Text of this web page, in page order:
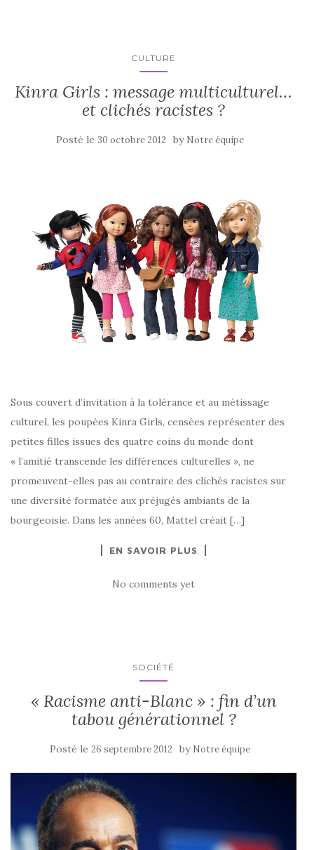
CULTURE
Kinra Girls : message multiculturel…
et clichés racistes ?
Posté le 30 octobre 2012 by Notre équipe
Sous couvert d’invitation à la tolérance et au métissage
culturel, les poupées Kinra Girls, censées représenter des
petites filles issues des quatre coins du monde dont
« l’amitié transcende les différences culturelles », ne
promeuvent-elles pas au contraire des clichés racistes sur
une diversité formatée aux préjugés ambiants de la
bourgeoisie. Dans les années 60, Mattel créait […]
EN SAVOIR PLUS
No comments yet
SOCIÉTÉ
« Racisme anti-Blanc » : fin d’un
tabou générationnel ?
Posté le 26 septembre 2012 by Notre équipe